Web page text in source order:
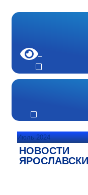
Июль 2024
НОВОСТИ